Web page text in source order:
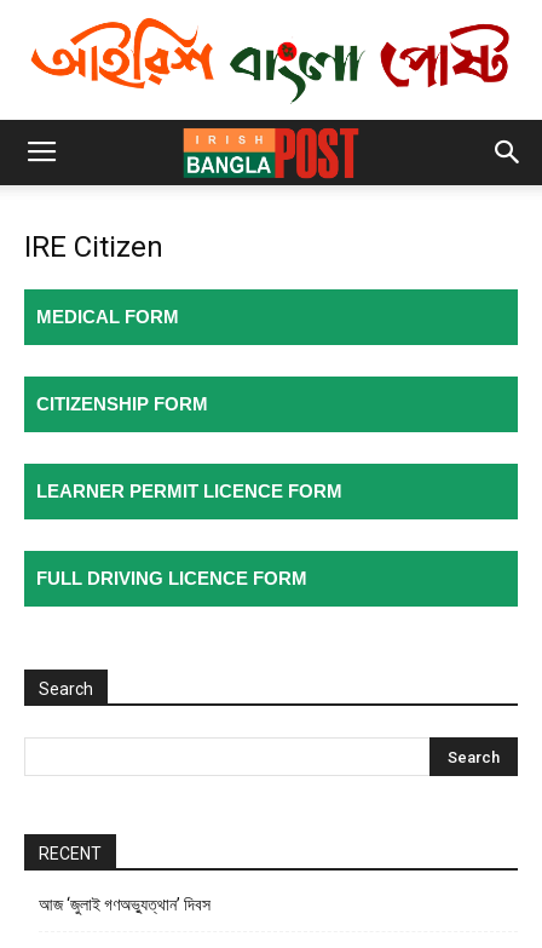
IRE Citizen
MEDICAL FORM
CITIZENSHIP FORM
LEARNER PERMIT LICENCE FORM
FULL DRIVING LICENCE FORM
Search
RECENT
আজ ‘জুলাই গণঅভ্যুত্থান’ দিবস